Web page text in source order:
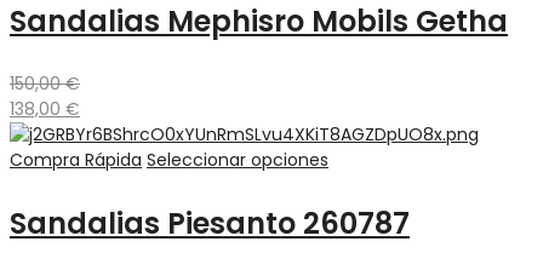
Sandalias Mephisro Mobils Getha
150,00€
138,00 €
Compra Rápida Seleccionar opciones
Sandalias Piesanto 260787